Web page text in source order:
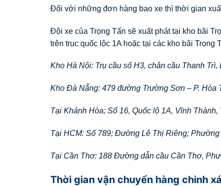
Đối với những đơn hàng bao xe thì thời gian
Đội xe của Trọng Tấn sẽ xuất phát tại kho bãi
trên trục quốc lộc 1A hoặc tại các kho bãi Trọng
Kho Hà Nội: Trụ cầu số H3, chân cầu Thanh
Kho Đà Nẵng: 479 đường Trường Sơn – P. Hòa
Tại Khánh Hòa; Số 16, Quốc lộ 1A, Vĩnh
Tại HCM: Số 789; Đường Lê Thị Riêng; Phường
Tại Cần Thơ: 188 Đường dẫn cầu Cần Thơ,
Thời gian vận chuyển hàng chinh